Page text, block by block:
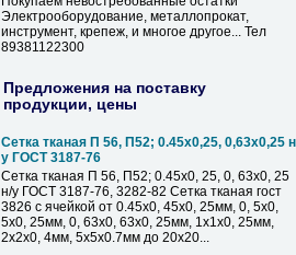
Электрооборудование, металлопрокат,
инструмент, крепеж, и многое другое... Тел
89381122300
Предложения на поставку
продукции, цены
Сетка тканая П 56, П52; 0.45х0,25, 0,63х0,25
у ГОСТ 3187-76
Сетка тканая П 56, П52; 0.45х0, 25, 0, 63х0, 25
н/у ГОСТ 3187-76, 3282-82 Сетка тканая гост
3826 с ячейкой от 0.45х0, 45х0, 25мм, 0, 5х0,
5х0, 25мм, 0, 63х0, 63х0, 25мм, 1х1х0, 25мм,
2х2х0, 4мм, 5х5х0.7мм до 20х20...